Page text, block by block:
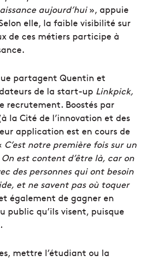
aujourd’hui», appuie
elle, la faible visibilité sur
de ces métiers participe à
partagent Quentin et
de la start-up Linkpick,
recrutement. Boostés par
la Cité de l’innovation et des
application est en cours de
C’est notre première fois sur un
On est content d’être là, car on
des personnes qui ont besoin
et ne savent pas où toquer
également de gagner en
public qu’ils visent, puisque
mettre l’étudiant ou la